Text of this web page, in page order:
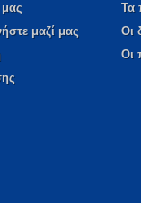
μας
μαζί μας
Τα
Οι
Οι